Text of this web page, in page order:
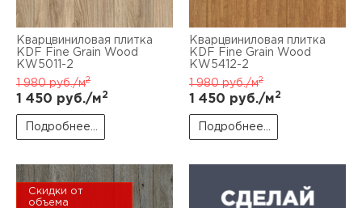
Кварцвиниловая плитка
KDF Fine Grain Wood
KW5011-2
1 980руб./м2
1 450 руб./м2
Подробнее...
Кварцвиниловая плитка
KDF Fine Grain Wood
KW5412-2
1 980руб./м2
1 450 руб./м2
Подробнее...
Скидки от
объема